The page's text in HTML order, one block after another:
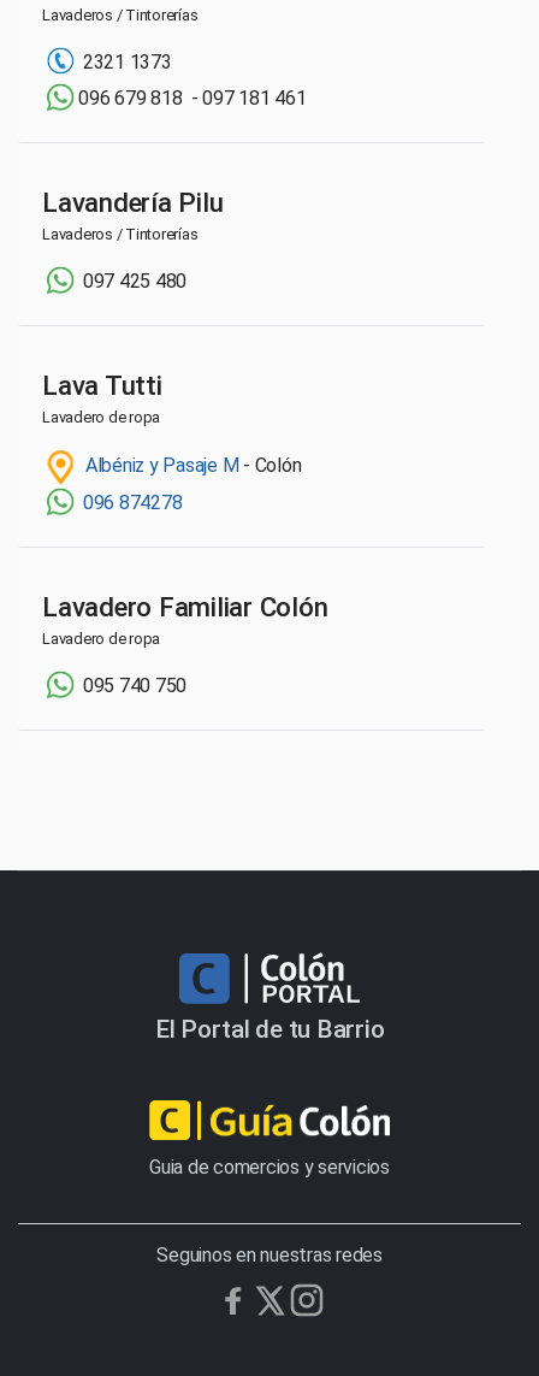
Lavaderos / Tintorerías
2321 1373
096 679 818 - 097 181 461
Lavandería Pilu
Lavaderos / Tintorerías
097 425 480
Lava Tutti
Lavadero de ropa
Albéniz y Pasaje M - Colón
096 874278
Lavadero Familiar Colón
Lavadero de ropa
095 740 750
El Portal de tu Barrio
Guia de comercios y servicios
Seguinos en nuestras redes